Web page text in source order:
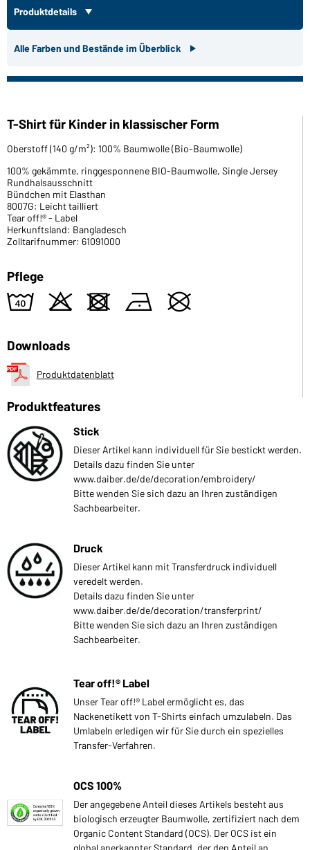
Produktdetails
Alle Farben und Bestände im Überblick
T-Shirt für Kinder in klassischer Form
Oberstoff (140 g/m²): 100% Baumwolle (Bio-Baumwolle)
100% gekämmte, ringgesponnene BIO-Baumwolle, Single Jersey
Rundhalsausschnitt
Bündchen mit Elasthan
8007G: Leicht tailliert
Tear off!® - Label
Herkunftsland: Bangladesch
Zolltarifnummer: 61091000
Pflege
8 o d n U
Downloads
Produktdatenblatt
Produktfeatures
Stick
Dieser Artikel kann individuell für Sie bestickt werden.
Details dazu finden Sie unter
www.daiber.de/de/decoration/embroidery/
Bitte wenden Sie sich dazu an Ihren zuständigen
Sachbearbeiter.
Druck
Dieser Artikel kann mit Transferdruck individuell
veredelt werden.
Details dazu finden Sie unter
www.daiber.de/de/decoration/transferprint/
Bitte wenden Sie sich dazu an Ihren zuständigen
Sachbearbeiter.
Tear off!® Label
Unser Tear off!® Label ermöglicht es, das
Nackenetikett von T-Shirts einfach umzulabeln. Das
Umlabeln erledigen wir für Sie durch ein spezielles
Transfer-Verfahren.
OCS 100%
Der angegebene Anteil dieses Artikels besteht aus
biologisch erzeugter Baumwolle, zertifiziert nach dem
Organic Content Standard (OCS). Der OCS ist ein
global anerkannter Standard, der den Anteil an